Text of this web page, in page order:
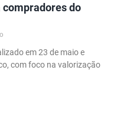
do
em 23 de maio e
com foco na valorização